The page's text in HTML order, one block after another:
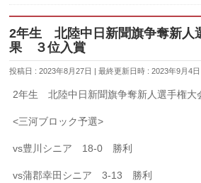
2年生 北陸中日新聞旗争奪新
果 ３位入賞
投稿日 : 2023年8月27日 最終更新日時 : 2023年9月4日
2年生 北陸中日新聞旗争奪新人選手権
<三河ブロック予選>
vs豊川シニア 18-0 勝利
vs蒲郡幸田シニア 3-13 勝利